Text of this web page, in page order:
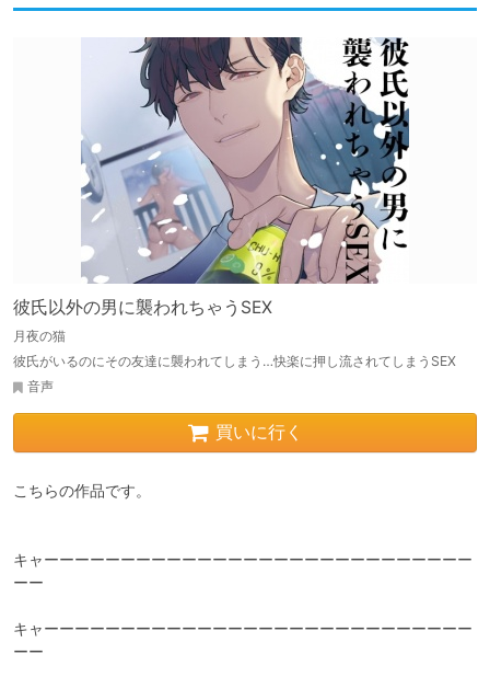
彼氏以外の男に襲われちゃうSEX
月夜の猫
彼氏がいるのにその友達に襲われてしまう…快楽に押し流されてしまうSEX
音声
買いに行く
こちらの作品です。
キャーーーーーーーーーーーーーーーーーーーーーーーーーーーー
ーー
キャーーーーーーーーーーーーーーーーーーーーーーーーーーーー
ーー